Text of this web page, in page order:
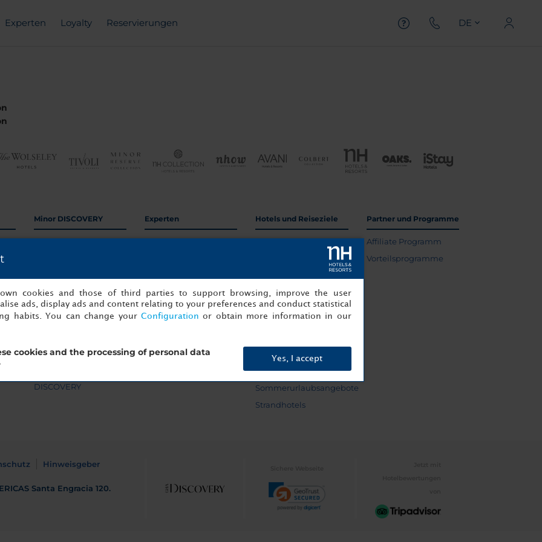
Experten Loyalty Reservierungen DE
Minor DISCOVERY
Minor DISCOVERY
Kontakt
Minor DISCOVERY
Bedingungen und
FAQs Minor
DISCOVERY
Experten
Geschäftsreisen
Minor Pro Blog
Kontakt: Tagungen
Hotels und Reiseziele
Hotelverzeichnis
Familienhotels
Themenhotels
Hotels
Highlights
Sommerurlaubsangebote
Strandhotels
Partner und Programme
Affiliate Programm
Vorteilsprogramme
Hinweisgeber
Santa Engracia 120.
cookies and those of third parties to support browsing, improve the user
ads, display ads and content relating to your preferences and conduct statistical
habits. You can change your Configuration or obtain more information in our
cookies and the processing of personal data
Yes, I accept